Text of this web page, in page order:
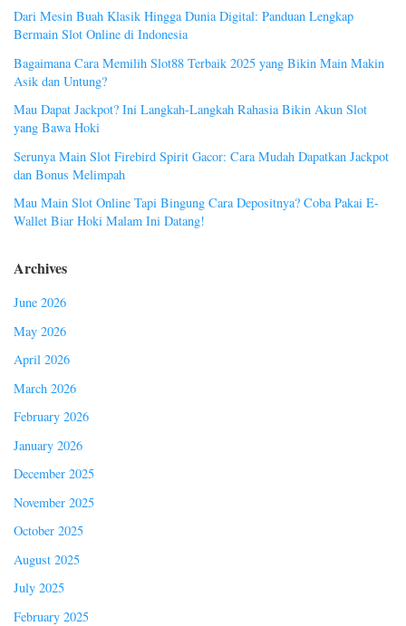
Dari Mesin Buah Klasik Hingga Dunia Digital: Panduan Lengkap
Bermain Slot Online di Indonesia
Bagaimana Cara Memilih Slot88 Terbaik 2025 yang Bikin Main Makin
Asik dan Untung?
Mau Dapat Jackpot? Ini Langkah-Langkah Rahasia Bikin Akun Slot
yang Bawa Hoki
Serunya Main Slot Firebird Spirit Gacor: Cara Mudah Dapatkan Jackpot
dan Bonus Melimpah
Mau Main Slot Online Tapi Bingung Cara Depositnya? Coba Pakai E-
Wallet Biar Hoki Malam Ini Datang!
Archives
June 2026
May 2026
April 2026
March 2026
February 2026
January 2026
December 2025
November 2025
October 2025
August 2025
July 2025
February 2025